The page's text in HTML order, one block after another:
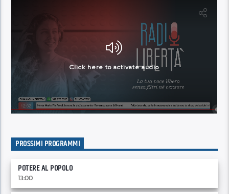
PROSSIMI PROGRAMMI
POTERE AL POPOLO
13:00